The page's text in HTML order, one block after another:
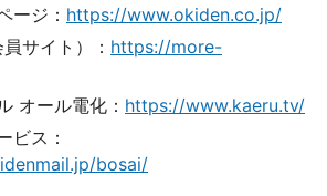
ージ： https://www.okiden.co.jp/
サイト）： https://more-
オール電化： https://www.kaeru.tv/
ビス：
bosai/